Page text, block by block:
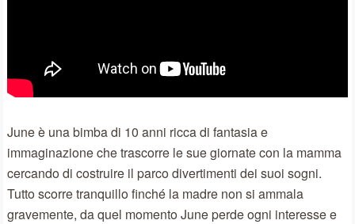
June è una bimba di 10 anni ricca di fantasia e
immaginazione che trascorre le sue giornate con la mamma
cercando di costruire il parco divertimenti dei suoi sogni.
Tutto scorre tranquillo finché la madre non si ammala
gravemente, da quel momento June perde ogni interesse e